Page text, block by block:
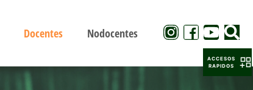
Docentes Nodocentes
ACCESOS
RAPIDOS